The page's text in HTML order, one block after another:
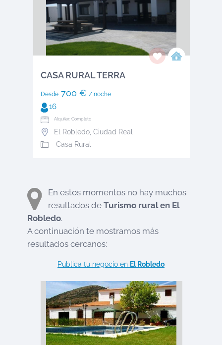
CASA RURAL TERRA
Desde700 € / noche
16
Alquiler: Completo
El Robledo, Ciudad Real
Casa Rural
En estos momentos no hay muchos
resultados de Turismo rural en El
Robledo.
A continuación te mostramos más
resultados cercanos:
Publica tu negocio en El Robledo